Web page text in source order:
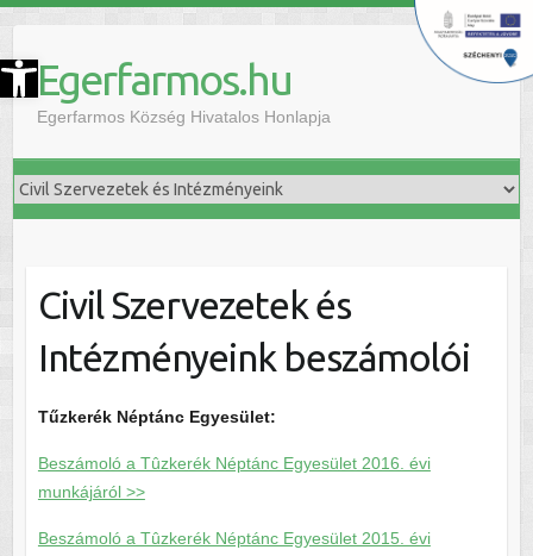
Eszköztár megnyitása Egerfarmos.hu
Egerfarmos Község Hivatalos Honlapja
Civil Szervezetek és
Intézményeink beszámolói
Tűzkerék Néptánc Egyesület:
Beszámoló a Tûzkerék Néptánc Egyesület 2016. évi
munkájáról >>
Beszámoló a Tûzkerék Néptánc Egyesület 2015. évi